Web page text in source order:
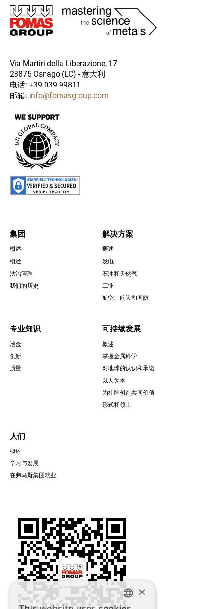
圖
片
Via Martiri della Liberazione, 17
23875 Osnago (LC) - 意大利
电话: +39 039 99811
邮箱: info@fomasgroup.com
圖
圖
片
Footer
集团
概述
概述
法治管理
我们的历史
解决方案
概述
发电
石油和天然气
工业
航空、航天和国防
专业知识
冶金
创新
质量
可持续发展
概述
掌握金属科学
对地球的认识和承诺
以人为本
为社区创造共同价值
形式和领土
人们
概述
学习与发展
在弗马斯集团就业
×